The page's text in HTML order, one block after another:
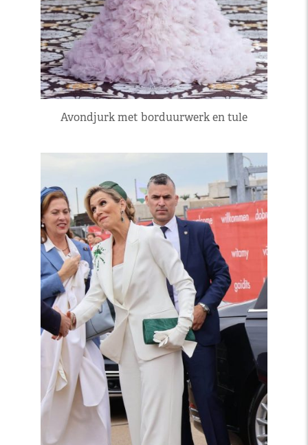
Avondjurk met borduurwerk en tule